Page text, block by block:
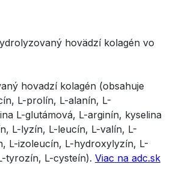
hovädzí kolagén vo
hovadzí kolagén (obsahuje
L-prolín, L-alanín, L-
L-glutámová, L-arginín, kyselina
L-lyzín, L-leucín, L-valín, L-
L-izoleucín, L-hydroxylyzín, L-
tyrozín, L-cysteín). Viac na adc.sk